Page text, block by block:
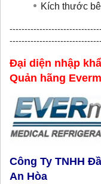
Kích thước
Đại diện nhập
Quản hãng
Công Ty TNHH
An Hòa